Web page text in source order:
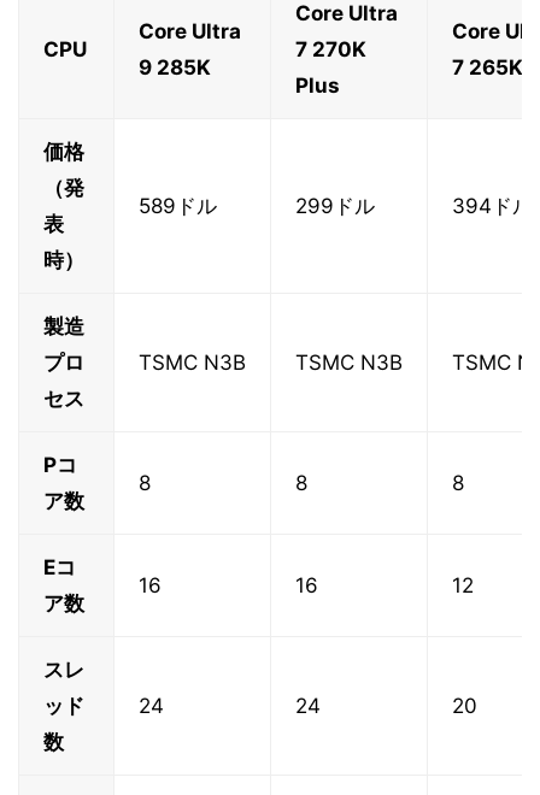
CPU
Core Ultra
9 285K
Core Ultra
7 270K
Plus
Core
7 265K
価格
（発
表
時）
589ドル 299ドル 394ドル
製造
プロ
セス
TSMC N3B TSMC N3B TSMC
Pコ
ア数
8 8 8
Eコ
ア数
16 16 12
スレ
ッド
数
24 24 20